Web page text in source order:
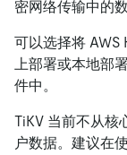
密网络传输中的
可以选择将 AWS
上部署或本地部
件中。
TiKV 当前不从核
户数据。建议在